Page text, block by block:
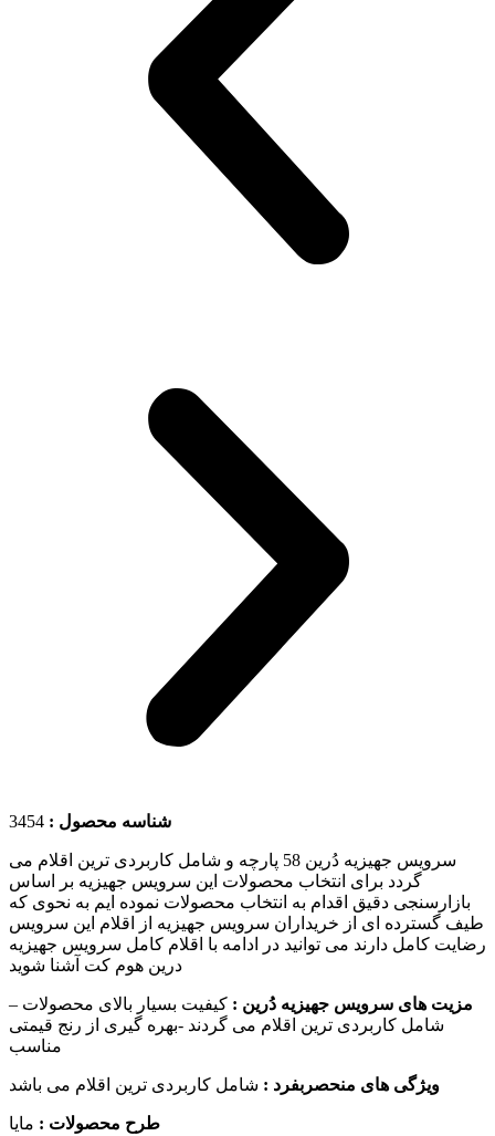
شناسه محصول :
سرویس جهیزیه دُرین 58 پارچه و شامل کاربردی ترین اقلام می
گردد برای انتخاب محصولات این سرویس جهیزیه بر اساس
بازارسنجی دقیق اقدام به انتخاب محصولات نموده ایم به نحوی که
طیف گسترده ای از خریداران سرویس جهیزیه از اقلام این سرویس
رضایت کامل دارند می توانید در ادامه با اقلام کامل سرویس جهیزیه
درین هوم کت آشنا شوید
مزیت های سرویس جهیزیه دُرین : کیفیت بسیار بالای محصولات –
شامل کاربردی ترین اقلام می گردند -بهره گیری از رنج قیمتی
مناسب
ویژگی های منحصربفرد : شامل کاربردی ترین اقلام می باشد
طرح محصولات : مایا